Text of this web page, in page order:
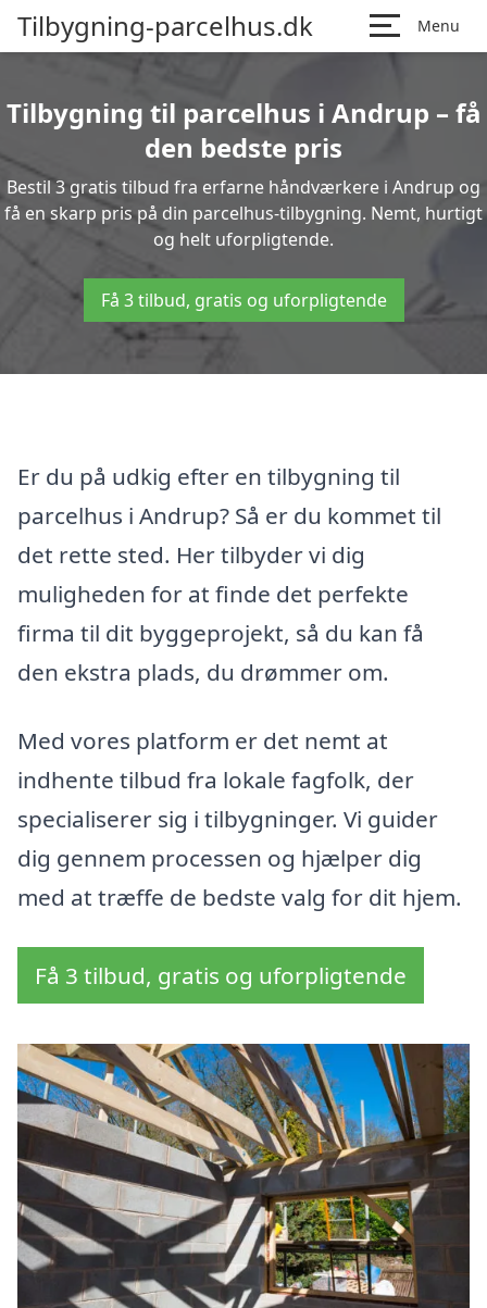
Tilbygning-parcelhus.dk Menu
Tilbygning til parcelhus i Andrup – få
den bedste pris
Bestil 3 gratis tilbud fra erfarne håndværkere i Andrup og
få en skarp pris på din parcelhus-tilbygning. Nemt, hurtigt
og helt uforpligtende.
Få 3 tilbud, gratis og uforpligtende
Er du på udkig efter en tilbygning til
parcelhus i Andrup? Så er du kommet til
det rette sted. Her tilbyder vi dig
muligheden for at finde det perfekte
firma til dit byggeprojekt, så du kan få
den ekstra plads, du drømmer om.
Med vores platform er det nemt at
indhente tilbud fra lokale fagfolk, der
specialiserer sig i tilbygninger. Vi guider
dig gennem processen og hjælper dig
med at træffe de bedste valg for dit hjem.
Få 3 tilbud, gratis og uforpligtende